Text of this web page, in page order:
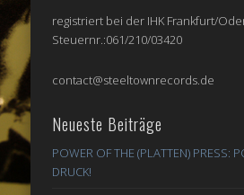
registriert bei der IHK Frankfurt/
Steuernr.:061/210/03420
contact@steeltownrecords.de
Neueste Beiträge
POWER OF THE (PLATTEN) PRESS:
DRUCK!